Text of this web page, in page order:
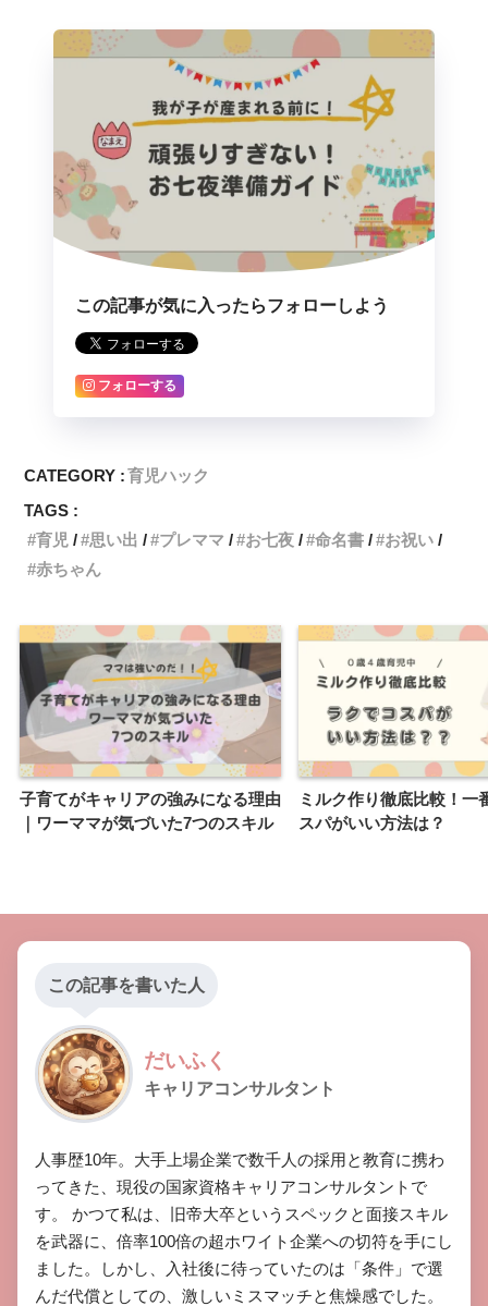
この記事が気に入ったらフォローしよう
フォローする
CATEGORY :育児ハック
TAGS :
育児
思い出 プレママ お七夜 命名書
お祝い
赤ちゃん
子育てがキャリアの強みになる理由
｜ワーママが気づいた7つのスキル
ミルク作り徹底比較！一
スパがいい方法は？
この記事を書いた人
だいふく
キャリアコンサルタント
​人事歴10年。大手上場企業で数千人の採用と教育に携わ
ってきた、現役の国家資格キャリアコンサルタントで
す。 ​かつて私は、旧帝大卒というスペックと面接スキル
を武器に、倍率100倍の超ホワイト企業への切符を手にし
ました。しかし、入社後に待っていたのは「条件」で選
んだ代償としての、激しいミスマッチと焦燥感でした。 ​